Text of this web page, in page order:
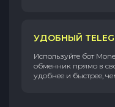
УДОБНЫЙ
Используйте бот
обменник прямо в
удобнее и быстрее,